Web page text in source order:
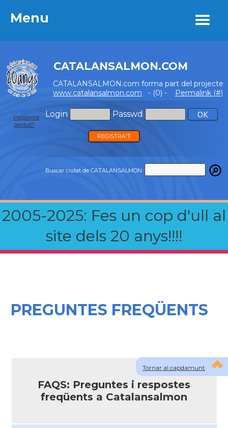
Menu
CATALANSALMON.COM
CATALANSALMON.com forma part del projecte
www.catalansalmon.com - (0) - Permalink (#)
Login Passwd
Password
perdut?
REGISTRA'T
Buscar ciutat de CATALANSALMON:
2005-2025: Fes un cop d'ull al
site dels 20 anys!!!!
Menu
Tornar al capdamunt
PREGUNTES FREQÜENTS
FAQS: Preguntes i respostes
freqüents a Catalansalmon